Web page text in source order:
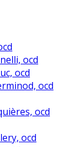
ocd
ocd
ocd
ocd
ocd